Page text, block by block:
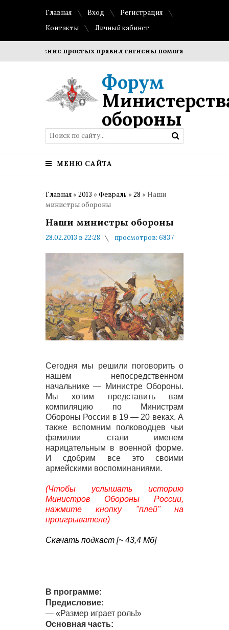
Главная Вход
Регистрация
Контакты
Личный кабинет
простых правил гигиены помогает сохранить
Форум
обороны
МЕНЮ САЙТА
Главная »2013 »Февраль »28 » Наши
министры обороны
Наши министры обороны
28.02.2013 в 22:28
просмотров: 6837
Армейские Воспоминания
Сегодня мы решили поговорить о
нашем непосредственном
начальнике — Министре Обороны.
Мы хотим представить вам
компиляцию по Министрам
Обороны России в 19 — 20 веках. А
также вспомним полководцев чьи
фамилии стали именем
нарицательным в военной форме.
И сдобрим все это своими
армейскими воспоминаниями.
(Чтобы услышать историю
Министров Обороны России,
нажмите кнопку "плей" на
проигрывателе)
Скачать подкаст [~ 43,4 Мб]
В программе:
Предисловие:
— «Размер играет роль!»
Основная часть: